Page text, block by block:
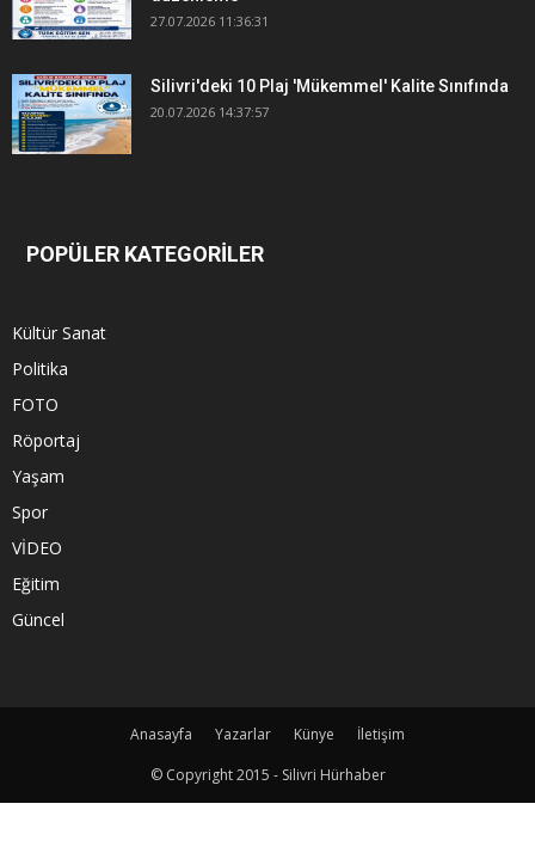
27.07.2026 11:36:31
Silivri'deki 10 Plaj 'Mükemmel' Kalite Sınıfında
20.07.2026 14:37:57
POPÜLER KATEGORİLER
Kültür Sanat
Politika
FOTO
Röportaj
Yaşam
Spor
VİDEO
Eğitim
Güncel
Anasayfa Yazarlar Künye
İletişim
© Copyright 2015 - Silivri Hürhaber